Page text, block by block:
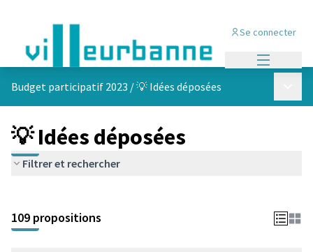
Se connecter
Budget participatif 2023 /💡 Idées déposées
💡 Idées déposées
Filtrer et rechercher
+
−
109 propositions